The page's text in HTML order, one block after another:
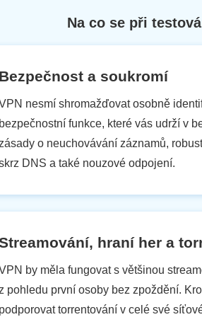
Na co se při
Bezpečnost a soukromí
nesmí shromažďovat osobně
bezpečnostní funkce, které vás udrží v
zásady o neuchovávání záznamů,
DNS a také nouzové odpojení.
hraní her a
by měla fungovat s většinou
z pohledu první osoby bez zpoždění.
podporovat torrentování v celé své